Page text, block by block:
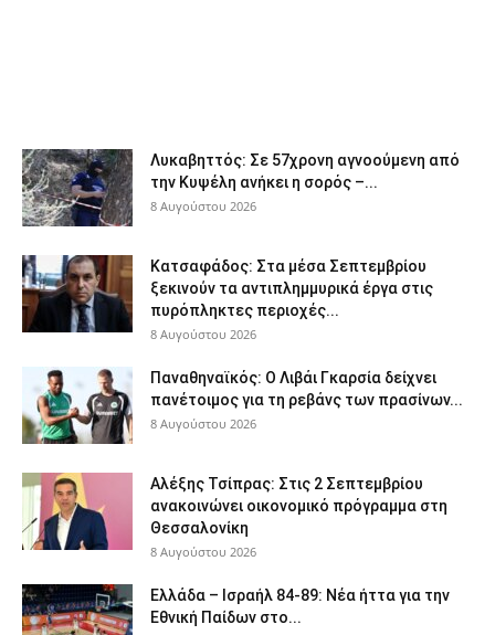
Λυκαβηττός: Σε 57χρονη αγνοούμενη από
την Κυψέλη ανήκει η σορός –...
8 Αυγούστου 2026
Κατσαφάδος: Στα μέσα Σεπτεμβρίου
ξεκινούν τα αντιπλημμυρικά έργα στις
πυρόπληκτες περιοχές...
8 Αυγούστου 2026
Παναθηναϊκός: Ο Λιβάι Γκαρσία δείχνει
πανέτοιμος για τη ρεβάνς των πρασίνων...
8 Αυγούστου 2026
Αλέξης Τσίπρας: Στις 2 Σεπτεμβρίου
ανακοινώνει οικονομικό πρόγραμμα στη
Θεσσαλονίκη
8 Αυγούστου 2026
Ελλάδα – Ισραήλ 84-89: Νέα ήττα για την
Εθνική Παίδων στο...